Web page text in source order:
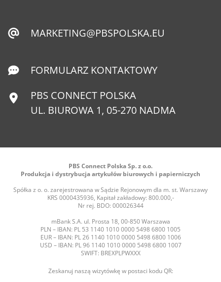
MARKETING@PBSPOLSKA.EU
FORMULARZ KONTAKTOWY
PBS CONNECT POLSKA
UL. BIUROWA 1, 05-270 NADMA
PBS Connect Polska Sp. z o.o.
Produkcja i dystrybucja artykułów biurowych i papierniczych
Spółka z o. o. zarejestrowana w Sądzie Rejonowym dla m. st. Warszawy
KRS 0000435936, Kapitał zakładowy: 800.000,-
Nr rej. BDO: 000026344
mBank S.A. ul. Prosta 18, 00-850 Warszawa
PLN – IBAN: PL 53 1140 1010 0000 5498 6800 1005
EUR – IBAN: PL 26 1140 1010 0000 5498 6800 1006
USD – IBAN: PL 96 1140 1010 0000 5498 6800 1007
SWIFT: BREXPLPWXXX
Zeskanuj naszą wizytówkę w postaci kodu QR: